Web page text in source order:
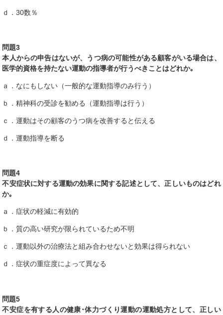
ｄ．30数％
問題3
本人からの申告はないが、うつ病の可能性がある顧客がいる場合は、
医学的資格を持たない運動の指導者が行うべきことはどれか｡
ａ．なにもしない（一般的な運動指導のみ行う）
ｂ．精神科の受診を勧める（運動指導は行う）
ｃ．運動はその顧客のうつ病を改善すると伝える
ｄ．運動指導を断る
問題4
不安症状に対する運動の効果に関する記述として、正しいものはどれ
か｡
ａ．症状の軽減に有効的
ｂ．質の高い研究が限られているため不明
ｃ．運動以外の治療法と組み合わせないと効果は得られない
ｄ．症状の重症度によって異なる
問題5
不安症を有する人の健康･体力づくり運動の運動処方として、正しい